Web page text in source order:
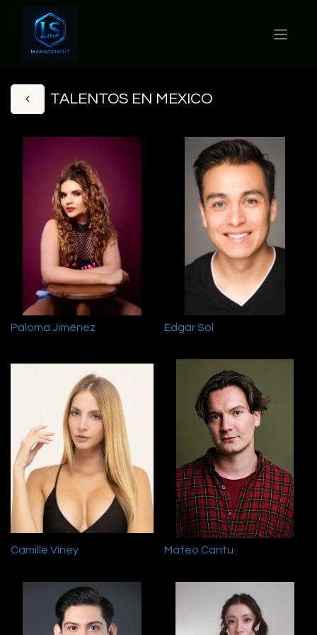
TALENTOS EN MEXICO
Paloma Jiménez Edgar Sol
Camille Viney Mateo Cantu